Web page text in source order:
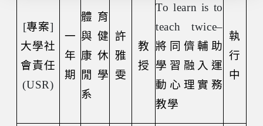
[專案]
大學社
會責任
(USR)
一
年
期
體育
與健
康休
閒學
系
許
雅
雯
教
授
To learn is to
teach twice–
將同儕輔助
學習融入運
動心理實務
教學
執
行
中